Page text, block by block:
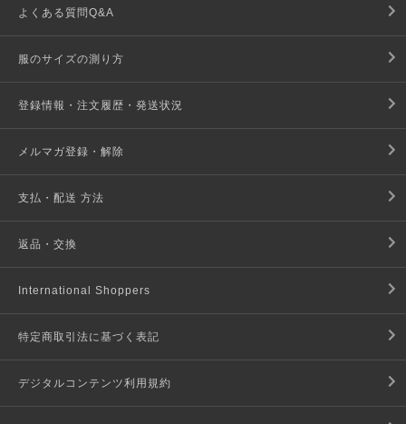
よくある質問Q&A
服のサイズの測り方
登録情報・注文履歴・発送状況
メルマガ登録・解除
支払・配送 方法
返品・交換
International Shoppers
特定商取引法に基づく表記
デジタルコンテンツ利用規約